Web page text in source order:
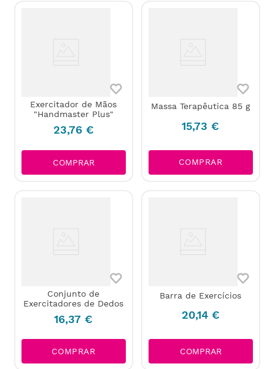
Exercitador de Mãos
"Handmaster Plus"
23,76 €
COMPRAR
Massa Terapêutica 85 g
15,73 €
COMPRAR
Conjunto de
Exercitadores de Dedos
16,37 €
COMPRAR
Barra de Exercícios
20,14 €
COMPRAR